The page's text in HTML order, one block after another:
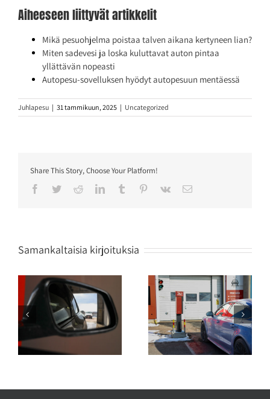
Aiheeseen liittyvät artikkelit
Mikä pesuohjelma poistaa talven aikana kertyneen lian?
Miten sadevesi ja loska kuluttavat auton pintaa
yllättävän nopeasti
Autopesu-sovelluksen hyödyt autopesuun mentäessä
Juhlapesu | 31 tammikuun, 2025 | Uncategorized
Share This Story, Choose Your Platform!
Facebook
TwitterRedditLinkedInTumblr Pinterest
Vk Sähköposti
Samankaltaisia kirjoituksia
Mitkä ovat
tehokkaimmat
pesumenetelmät kevään
Kuinka usein auto
kannattaa pestä
keväällä katupölyn
takia?